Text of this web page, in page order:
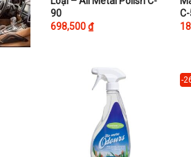
90
698,500₫
C-
-